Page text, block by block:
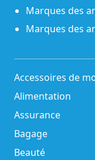
Marques des
Marques des
Accessoires de
Alimentation
Assurance
Bagage
Beauté